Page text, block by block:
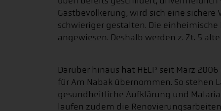
Gastbevölkerung, wird sich eine
schwieriger gestalten. Die
angewiesen. Deshalb werden z. Zt. 5
Darüber hinaus hat HELP seit März
für Am Nabak übernommen. So stehen
gesundheitliche Aufklärung und
laufen zudem die